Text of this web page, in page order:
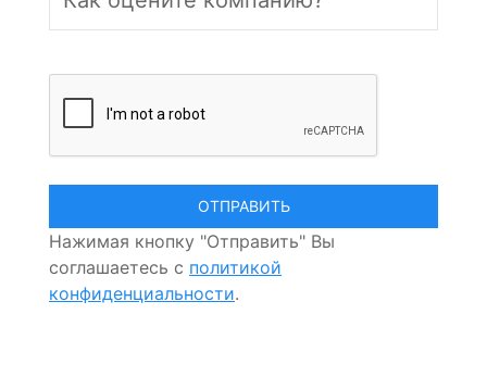
Нажимая кнопку "Отправить" Вы
соглашаетесь с политикой
конфиденциальности.